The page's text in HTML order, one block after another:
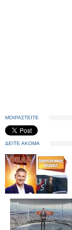
ΜΟΙΡΑΣΤΕΙΤΕ
ΔΕΙΤΕ ΑΚΟΜΑ